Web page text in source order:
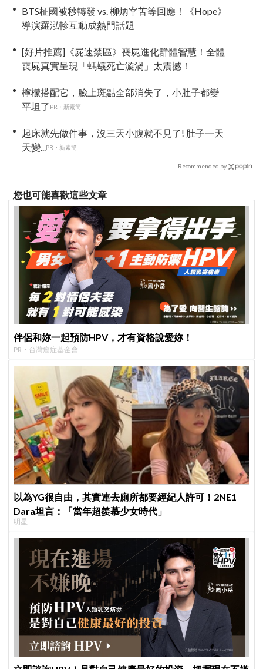
BTS柾國被秒轉發 vs. 柳炳宰苦等回應！《Hope》
導演羅泓軫互動成熱門話題
[好片推薦]《屍速禁區》喪屍進化群體智慧！全體
喪屍真實呈現「螞蟻死亡漩渦」太震撼！
檸檬搭配它，臉上斑點全部消失了，小肚子都變
平坦了 PR・新素簡
起床就先做件事，沒三天小腹就不見了! 肚子一天
天變...PR・新素簡
Recommended by
您也可能喜歡這些文章
伴侶和妳一起預防HPV，才有資格說愛妳！
PR・台灣癌症基金會
以為YG很自由，其實連去廁所都要經紀人許可！2NE1
Dara坦言：「當年超羨慕少女時代」
明星